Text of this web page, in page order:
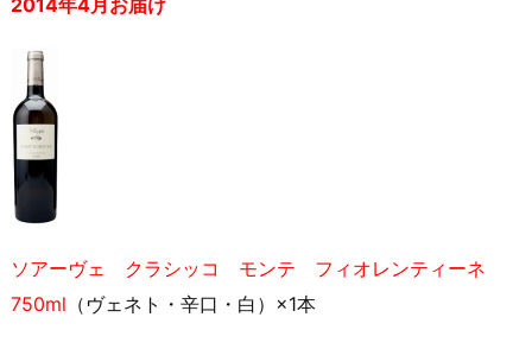
2014年4月お届け
ソアーヴェ クラシッコ モンテ フィオレンティーネ
750ml （ヴェネト・辛口・白）×1本